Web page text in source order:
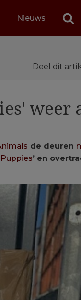
Nieuws
Deel dit
weer
de deuren
’ en